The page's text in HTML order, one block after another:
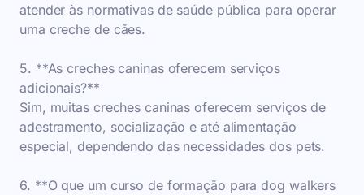
atender às normativas de saúde pública para operar
uma creche de cães.
5. **As creches caninas oferecem serviços
adicionais?**
Sim, muitas creches caninas oferecem serviços de
adestramento, socialização e até alimentação
especial, dependendo das necessidades dos pets.
6. **O que um curso de formação para dog walkers